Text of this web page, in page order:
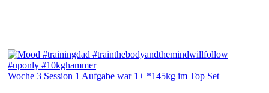
Woche 3 Session 1 Aufgabe war 1+ *145kg im Top Set